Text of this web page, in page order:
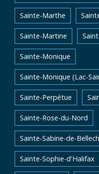
Sainte-Marthe
Sainte-Martine
Sainte-Monique
Sainte-Monique (Lac-
Sainte-Perpétue
Sainte-Rose-du-Nord
Sainte-Sabine-de-
Sainte-Sophie-d'Halifax